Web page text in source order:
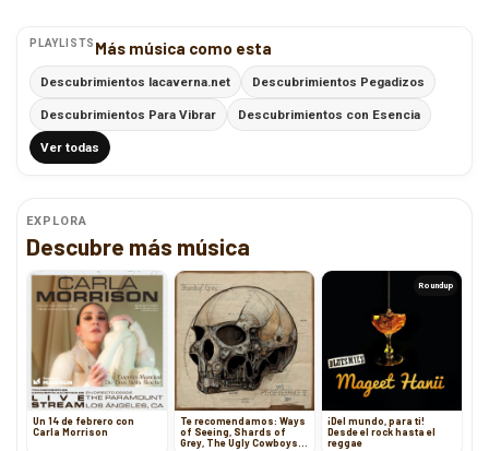
PLAYLISTS Más música como esta
Descubrimientos lacaverna.net Descubrimientos Pegadizos
Descubrimientos Para Vibrar Descubrimientos con Esencia
Ver todas
EXPLORA
Descubre más música
Un 14 de febrero con
Carla Morrison
Te recomendamos: Ways
of Seeing, Shards of
Grey, The Ugly Cowboys,
Roundup
¡Del mundo, para ti!
Desde el rock hasta el
reggae